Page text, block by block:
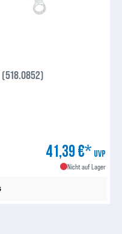
41,39 €* UVP
Nicht auf Lager